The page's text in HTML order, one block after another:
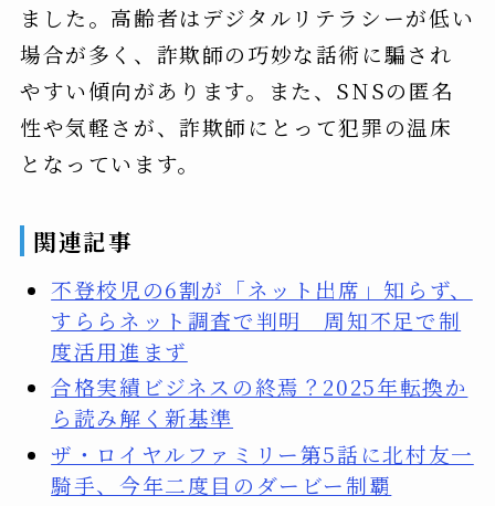
ました。高齢者はデジタルリテラシーが低い
場合が多く、詐欺師の巧妙な話術に騙され
やすい傾向があります。また、SNSの匿名
性や気軽さが、詐欺師にとって犯罪の温床
となっています。
関連記事
不登校児の6割が「ネット出席」知らず、
すららネット調査で判明 周知不足で制
度活用進まず
合格実績ビジネスの終焉？2025年転換か
ら読み解く新基準
ザ・ロイヤルファミリー第5話に北村友一
騎手、今年二度目のダービー制覇